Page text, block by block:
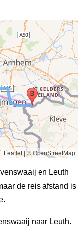
Leaflet|© OpenStreetMap
en Leuth
de reis afstand is
naar Leuth.